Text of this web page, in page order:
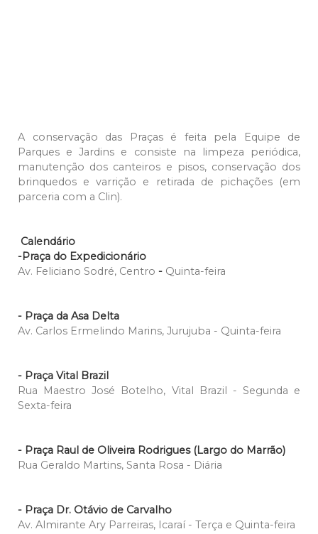
A conservação das Praças é feita pela Equipe de
Parques e Jardins e consiste na limpeza periódica,
manutenção dos canteiros e pisos, conservação dos
brinquedos e varrição e retirada de pichações (em
parceria com a Clin).
Calendário
-Praça do Expedicionário
Av. Feliciano Sodré, Centro - Quinta-feira
- Praça da Asa Delta
Av. Carlos Ermelindo Marins, Jurujuba - Quinta-feira
- Praça Vital Brazil
Rua Maestro José Botelho, Vital Brazil - Segunda e
Sexta-feira
- Praça Raul de Oliveira Rodrigues (Largo do Marrão)
Rua Geraldo Martins, Santa Rosa - Diária
- Praça Dr. Otávio de Carvalho
Av. Almirante Ary Parreiras, Icaraí - Terça e Quinta-feira